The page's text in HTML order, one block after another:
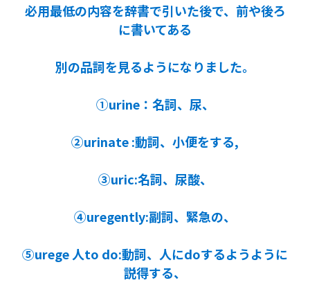
必用最低の内容を辞書で引いた後で、前や後ろ
に書いてある
別の品詞を見るようになりました。
①urine：名詞、尿、
②urinate :動詞、小便をする,
③uric:名詞、尿酸、
④uregently:副詞、緊急の、
⑤urege 人to do:動詞、人にdoするようように
説得する、